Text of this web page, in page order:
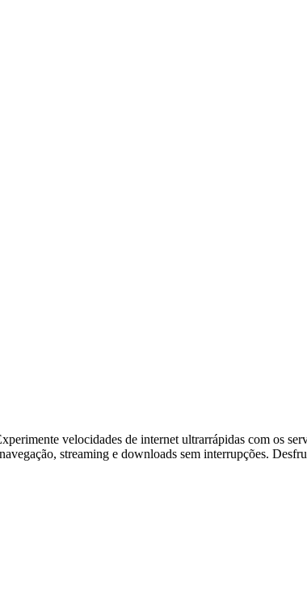
velocidades de internet ultrarrápidas com os
streaming e downloads sem interrupções.